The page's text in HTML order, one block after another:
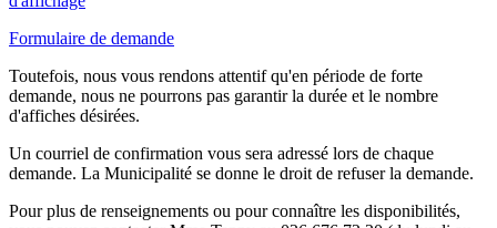
Formulaire de demande
Toutefois, nous vous rendons attentif qu'en période de forte
demande, nous ne pourrons pas garantir la durée et le nombre
d'affiches désirées.
Un courriel de confirmation vous sera adressé lors de chaque
demande. La Municipalité se donne le droit de refuser la demande.
Pour plus de renseignements ou pour connaître les disponibilités,